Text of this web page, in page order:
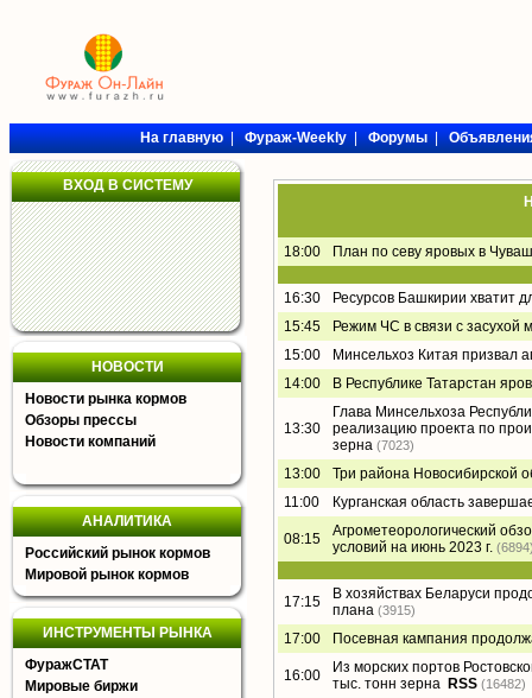
На главную|Фураж-Weekly|Форумы|
ВХОД В СИСТЕМУ
НОВОСТИ
Новости рынка кормов
Обзоры прессы
Новости компаний
АНАЛИТИКА
Российский рынок кормов
Мировой рынок кормов
ИНСТРУМЕНТЫ РЫНКА
ФуражСТАТ
Мировые биржи
18:00 План по севу яровых в
16:30
Ресурсов Башкирии хватит
15:45
Режим ЧС в связи с засухой
15:00
Минсельхоз Китая призвал
14:00
В Республике Татарстан
13:30
Глава Минсельхоза
реализацию проекта по
зерна (7023)
13:00
Три района Новосибирской
11:00
Курганская область
08:15
Агрометеорологический
условий на июнь 2023 г.
17:15
В хозяйствах Беларуси
плана (3915)
17:00 Посевная кампания
16:00
Из морских портов
тыс. тонн зерна RSS (16482)